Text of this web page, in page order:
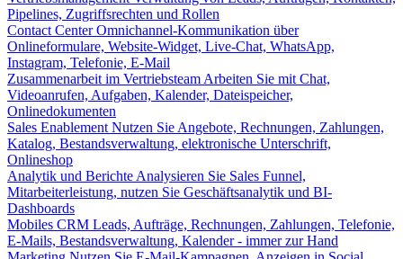
Pipelines, Zugriffsrechten und Rollen
Contact Center Omnichannel-Kommunikation über
Onlineformulare, Website-Widget, Live-Chat, WhatsApp,
Instagram, Telefonie, E-Mail
Zusammenarbeit im Vertriebsteam Arbeiten Sie mit Chat,
Videoanrufen, Aufgaben, Kalender, Dateispeicher,
Onlinedokumenten
Sales Enablement Nutzen Sie Angebote, Rechnungen, Zahlungen,
Katalog, Bestandsverwaltung, elektronische Unterschrift,
Onlineshop
Analytik und Berichte Analysieren Sie Sales Funnel,
Mitarbeiterleistung, nutzen Sie Geschäftsanalytik und BI-
Dashboards
Mobiles CRM Leads, Aufträge, Rechnungen, Zahlungen, Telefonie,
E-Mails, Bestandsverwaltung, Kalender - immer zur Hand